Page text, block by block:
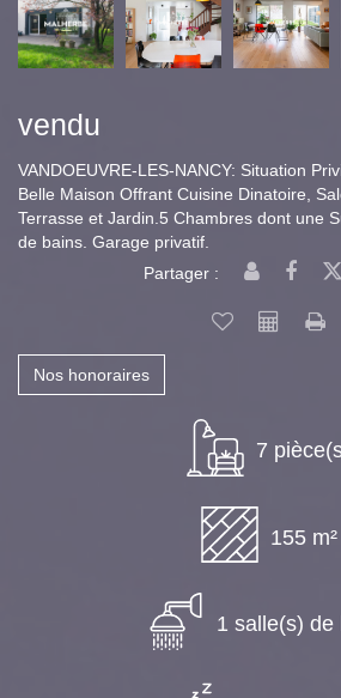
vendu
VANDOEUVRE-LES-NANCY: Situation
Belle Maison Offrant Cuisine Dinatoire,
Terrasse et Jardin.5 Chambres dont une
de bains. Garage privatif.
Partager :
Nos honoraires
7
155 m²
1 salle(s) de